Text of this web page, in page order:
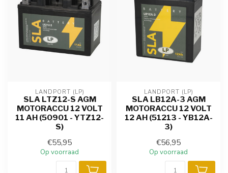
LANDPORT (LP)
SLA LTZ12-S AGM
MOTORACCU 12 VOLT
11 AH (50901 - YTZ12-
S)
€55,95
Op voorraad
LANDPORT (LP)
SLA LB12A-3 AGM
MOTORACCU 12 VOLT
12 AH (51213 - YB12A-
3)
€56,95
Op voorraad